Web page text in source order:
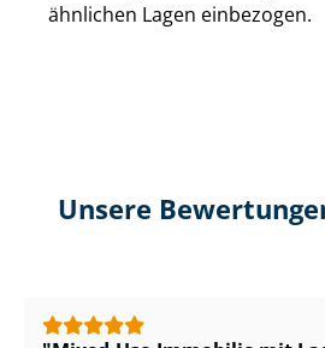
ähnlichen Lagen einbezogen.
Unsere